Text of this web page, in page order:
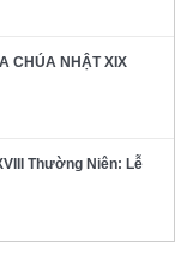
CHÚA NHẬT XIX
Thường Niên: Lễ